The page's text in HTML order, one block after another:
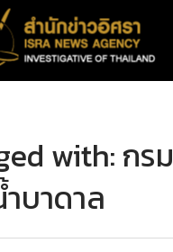
with: กรม
บาดาล